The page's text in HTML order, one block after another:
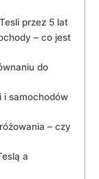
przez 5 lat
– co jest
do
i samochodów
– czy
a